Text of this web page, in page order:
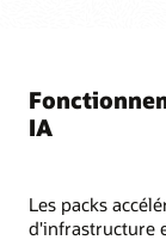
IA
Les packs
d'infrastructure